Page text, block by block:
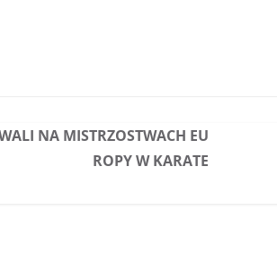
NA MISTRZOSTWACH EU
ROPY W KARATE